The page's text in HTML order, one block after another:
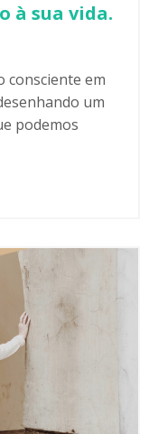
à sua vida.
consciente em
um
podemos